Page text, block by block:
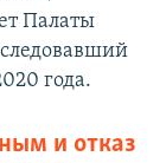
Палаты
года.
и отказ